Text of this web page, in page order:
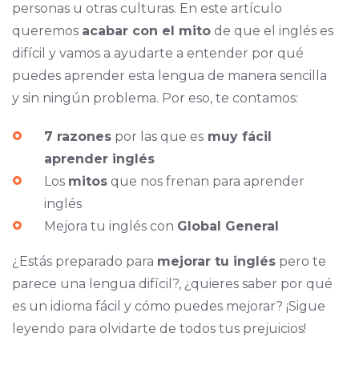
personas u otras culturas. En este artículo
queremos acabar con el mitode que el inglés es
difícil y vamos a ayudarte a entender por qué
puedes aprender esta lengua de manera sencilla
y sin ningún problema. Por eso, te contamos:
7 razonespor las que esmuy fácil
aprender inglés
Los mitosque nos frenan para aprender
inglés
Mejora tu inglés con Global General
¿Estás preparado para mejorar tu ingléspero te
parece una lengua difícil?, ¿quieres saber por qué
es un idioma fácil y cómo puedes mejorar? ¡Sigue
leyendo para olvidarte de todos tus prejuicios!